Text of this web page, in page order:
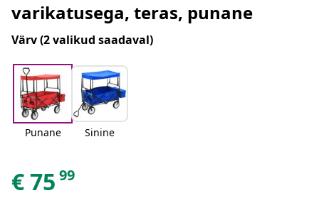
varikatusega, teras, punane
Värv(2 valikud saadaval)
Punane Sinine
€75 99